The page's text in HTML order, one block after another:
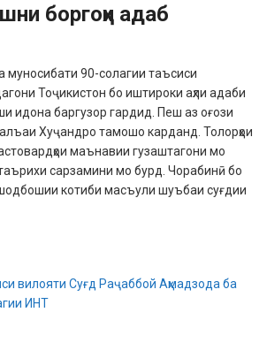
боргоҳи адаб
муносибати 90-солагии таъсиси
Тоҷикистон бо иштироки аҳли адаби
идона баргузор гардид. Пеш аз оғози
Хуҷандро тамошо карданд. Толорҳои
маънавии гузаштагони мо
сарзамини мо бурд. Чорабинӣ бо
котиби масъули шуъбаи суғдии